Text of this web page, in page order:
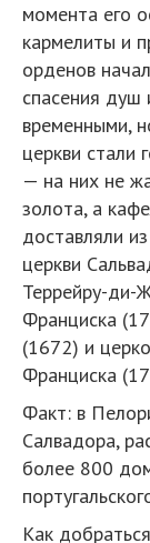
момента его
кармелиты и
орденов
спасения душ
временными,
церкви стали
— на них не
золота, а
доставляли
церкви
Террейру-ди-
Франциска
(1672) и
Франциска
Факт: в
Салвадора,
более 800
Как